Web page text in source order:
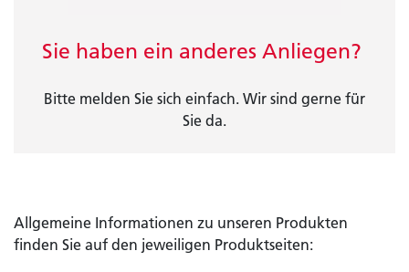
Sie haben ein anderes Anliegen?
Bitte melden Sie sich einfach. Wir sind gerne für
Sie da.
Allgemeine Informationen zu unseren Produkten
finden Sie auf den jeweiligen Produktseiten: